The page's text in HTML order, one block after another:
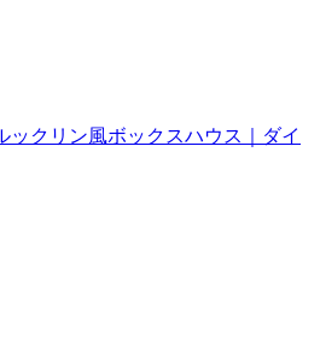
ックリン風ボックスハウス｜ダイ